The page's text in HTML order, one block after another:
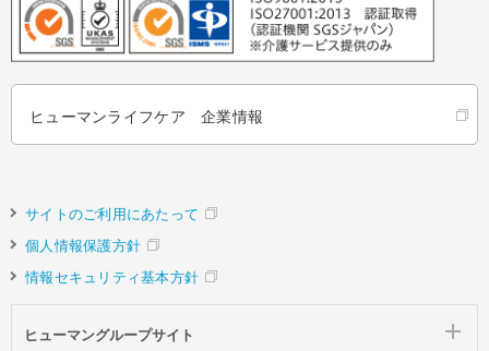
ヒューマンライフケア 企業情報
サイトのご利用にあたって
個人情報保護方針
情報セキュリティ基本方針
ヒューマングループサイト